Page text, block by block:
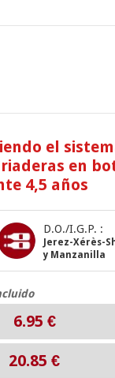
el
en
4,5 años
D.O./I.G.P. :
Jerez-Xérès-
y Manzanilla
6.95 €
20.85€